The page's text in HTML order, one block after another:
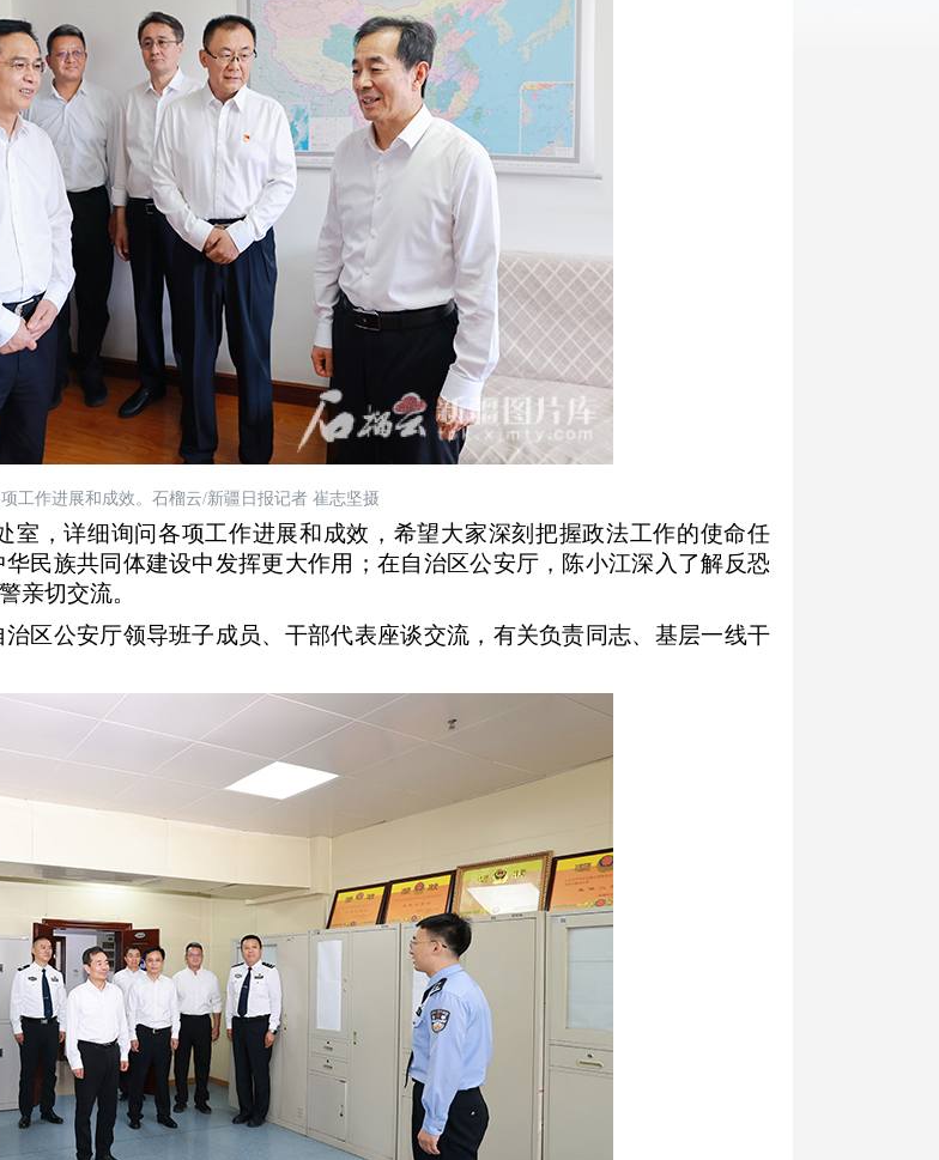
工作进展和成效。石榴云/新疆日报记者 崔志坚摄
，详细询问各项工作进展和成效，希望大家深刻把握政法工作的使命任
民族共同体建设中发挥更大作用；在自治区公安厅，陈小江深入了解反恐
亲切交流。
公安厅领导班子成员、干部代表座谈交流，有关负责同志、基层一线干